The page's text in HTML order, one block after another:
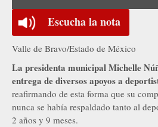
Escucha la nota
Valle de Bravo/Estado de México
La presidenta municipal Michelle
entrega de diversos apoyos a
reafirmando de esta forma que su
nunca se había respaldado tanto al
2 años y 9 meses.